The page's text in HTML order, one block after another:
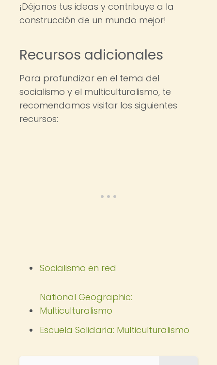
¡Déjanos tus ideas y contribuye a la
construcción de un mundo mejor!
Recursos adicionales
Para profundizar en el tema del
socialismo y el multiculturalismo, te
recomendamos visitar los siguientes
recursos:
Socialismo en red
National Geographic:
Multiculturalismo
Escuela Solidaria: Multiculturalismo